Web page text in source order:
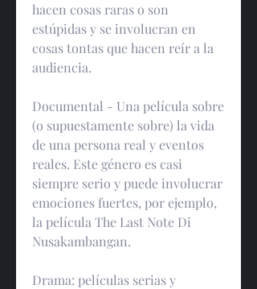
hacen cosas raras o son
estúpidas y se involucran en
cosas tontas que hacen reír a la
audiencia.
Documental - Una película sobre
(o supuestamente sobre) la vida
de una persona real y eventos
reales. Este género es casi
siempre serio y puede involucrar
emociones fuertes, por ejemplo,
la película The Last Note Di
Nusakambangan.
Drama: películas serias y